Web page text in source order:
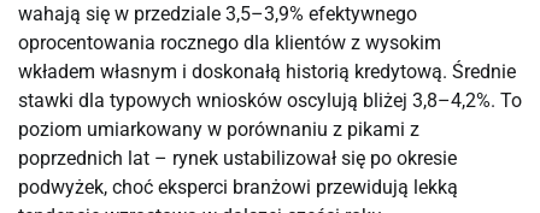
wahają się w przedziale 3,5–3,9% efektywnego
oprocentowania rocznego dla klientów z wysokim
wkładem własnym i doskonałą historią kredytową. Średnie
stawki dla typowych wniosków oscylują bliżej 3,8–4,2%. To
poziom umiarkowany w porównaniu z pikami z
poprzednich lat – rynek ustabilizował się po okresie
podwyżek, choć eksperci branżowi przewidują lekką